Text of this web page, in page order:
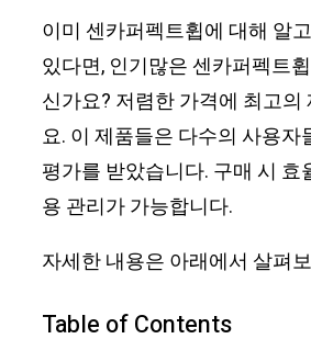
이미 센카퍼펙트휩에 대해 알
있다면, 인기많은 센카퍼펙트
신가요? 저렴한 가격에 최고의
요. 이 제품들은 다수의 사용자
평가를 받았습니다. 구매 시 효
용 관리가 가능합니다.
자세한 내용은 아래에서 살펴
Table of Contents